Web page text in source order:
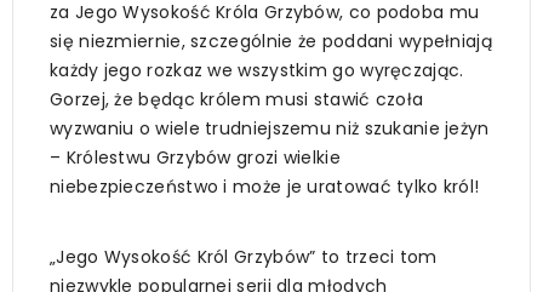
za Jego Wysokość Króla Grzybów, co podoba mu
się niezmiernie, szczególnie że poddani wypełniają
każdy jego rozkaz we wszystkim go wyręczając.
Gorzej, że będąc królem musi stawić czoła
wyzwaniu o wiele trudniejszemu niż szukanie jeżyn
– Królestwu Grzybów grozi wielkie
niebezpieczeństwo i może je uratować tylko król!
„Jego Wysokość Król Grzybów” to trzeci tom
niezwykle popularnej serii dla młodych